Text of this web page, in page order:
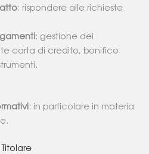
: rispondere alle richieste
: gestione dei
carta di credito, bonifico
: in particolare in materia